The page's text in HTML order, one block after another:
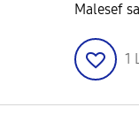
Malesef
1